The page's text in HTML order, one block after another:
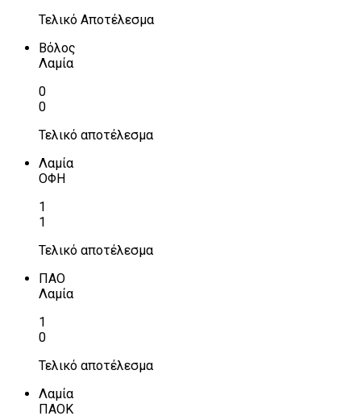
Τελικό Αποτέλεσμα
Βόλος
Λαμία
0
0
Τελικό αποτέλεσμα
Λαμία
ΟΦΗ
1
1
Τελικό αποτέλεσμα
ΠΑΟ
Λαμία
1
0
Τελικό αποτέλεσμα
Λαμία
ΠΑΟΚ